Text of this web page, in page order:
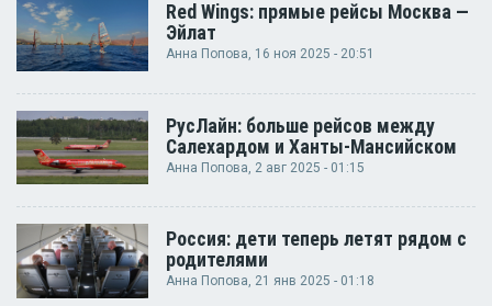
Red Wings: прямые рейсы Москва —
Эйлат
Анна Попова, 16 ноя 2025 - 20:51
РусЛайн: больше рейсов между
Салехардом и Ханты-Мансийском
Анна Попова , 2 авг 2025 - 01:15
Россия: дети теперь летят рядом с
родителями
Анна Попова, 21 янв 2025 - 01:18